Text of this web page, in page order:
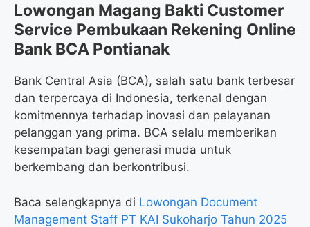
Lowongan Magang Bakti Customer
Service Pembukaan Rekening Online
Bank BCA Pontianak
Bank Central Asia (BCA), salah satu bank terbesar
dan terpercaya di Indonesia, terkenal dengan
komitmennya terhadap inovasi dan pelayanan
pelanggan yang prima. BCA selalu memberikan
kesempatan bagi generasi muda untuk
berkembang dan berkontribusi.
Baca selengkapnya di Lowongan Document
Management Staff PT KAI Sukoharjo Tahun 2025